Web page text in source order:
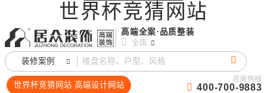
世界杯竞猜网站
高端全案·品质整装
全国
装修案例
世界杯竞猜网站 高端设计网站
咨询热线
400-700-9883